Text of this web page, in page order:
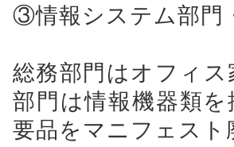
③情報システム部門
総務部門はオフィ
部門は情報機器類
要品をマニフェス